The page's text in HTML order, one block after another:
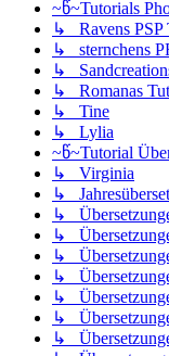
~წ~Tutorials
↳ Ravens PSP
↳ sternchens
↳
↳ Romanas
↳ Tine
↳ Lylia
~წ~Tutorial
↳ Virginia
↳
↳
↳
↳
↳
↳
↳
↳